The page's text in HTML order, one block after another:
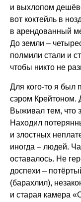
и выхлопом
вот коктейль в
в арендованный
До земли –
полмили стали и
чтобы никто не
Для кого-то я был
сэром Крейтоном.
Выживал тем, что
Находил
и злостных
иногда – людей.
оставалось. Не
доспехи –
(барахлил),
и старая камера